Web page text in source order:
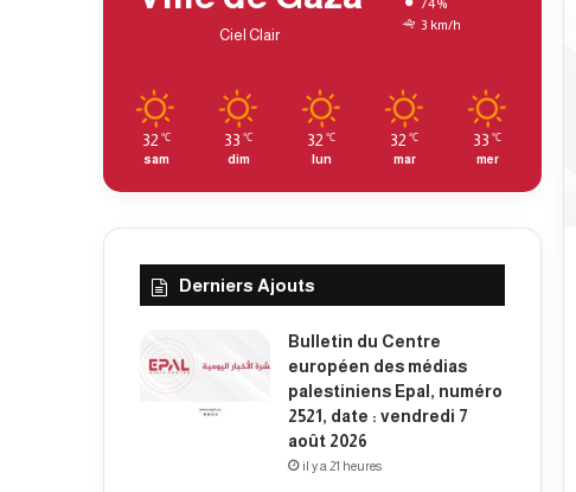
Ciel Clair
3 km/h
32 ℃
sam
33 ℃
dim
32 ℃
lun
32 ℃
mar
33 ℃
mer
Derniers Ajouts
Bulletin du Centre
européen des médias
palestiniens Epal, numéro
2521, date : vendredi 7
août 2026
il y a 21 heures